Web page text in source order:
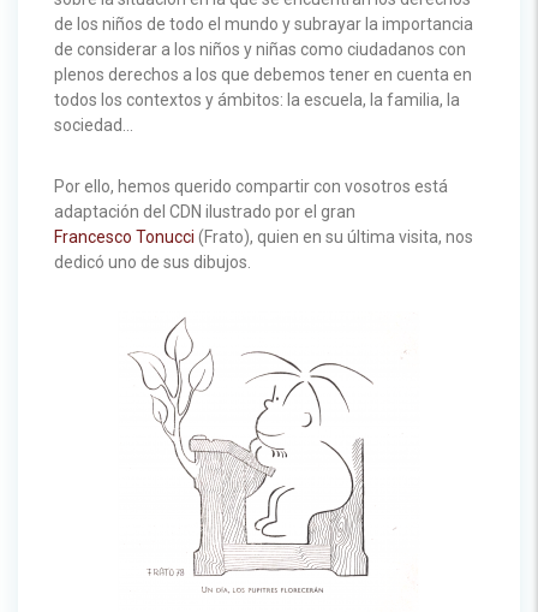
de los niños de todo el mundo y subrayar la importancia
de considerar a los niños y niñas como ciudadanos con
plenos derechos a los que debemos tener en cuenta en
todos los contextos y ámbitos: la escuela, la familia, la
sociedad…
Por ello, hemos querido compartir con vosotros está
adaptación del CDN ilustrado por el gran
Francesco Tonucci (Frato), quien en su última visita, nos
dedicó uno de sus dibujos.